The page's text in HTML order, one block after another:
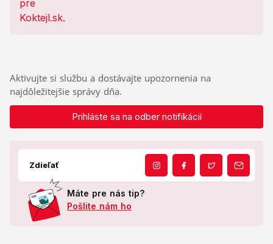
Aktivujte si službu a dostávajte upozornenia na
najdôležitejšie správy dňa.
Prihláste sa na odber notifikácií
Zdieľať
Máte pre nás tip?
Pošlite nám ho